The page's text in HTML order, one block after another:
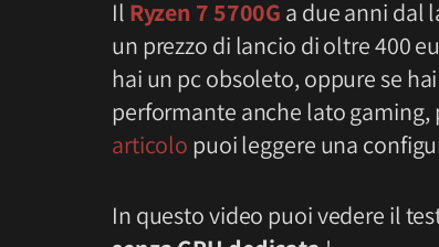
Il Ryzen 7 5700G a due anni dal
un prezzo di lancio di oltre 400
hai un pc obsoleto, oppure se
performante anche lato
articolo puoi leggere una
In questo video puoi vedere il